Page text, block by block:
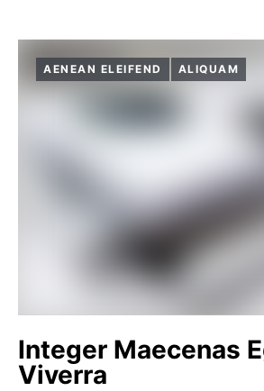
AENEAN ELEIFEND ALIQUAM
Integer Maecenas
Viverra